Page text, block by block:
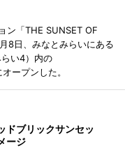
ン「THE SUNSET OF
8日、みなとみらいにある
い4）内の
ープンした。
ドブリックサンセッ
ージ